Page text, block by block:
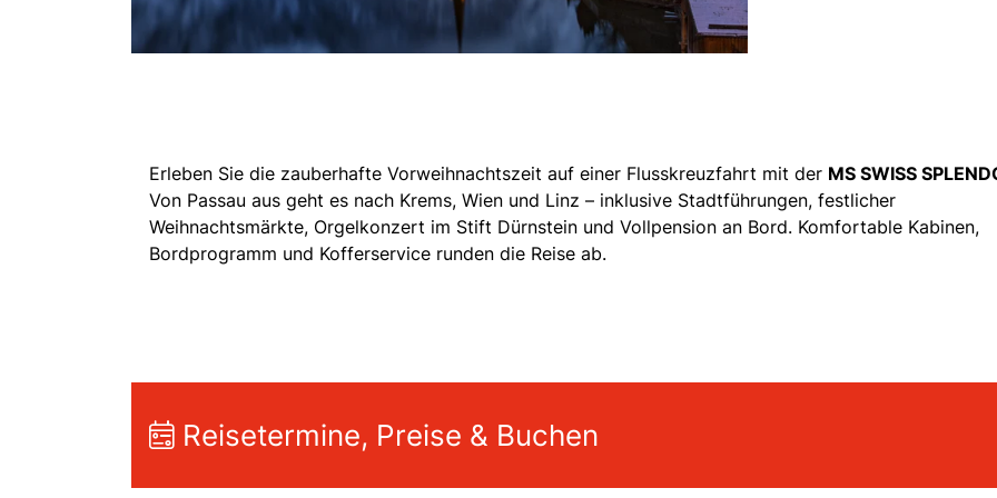
Erleben Sie die zauberhafte Vorweihnachtszeit auf einer Flusskreuzfahrt mit der MS SWISS
Von Passau aus geht es nach Krems, Wien und Linz – inklusive Stadtführungen, festlicher
Weihnachtsmärkte, Orgelkonzert im Stift Dürnstein und Vollpension an Bord. Komfortable Kabinen,
Bordprogramm und Kofferservice runden die Reise ab.
Reisetermine, Preise & Buchen